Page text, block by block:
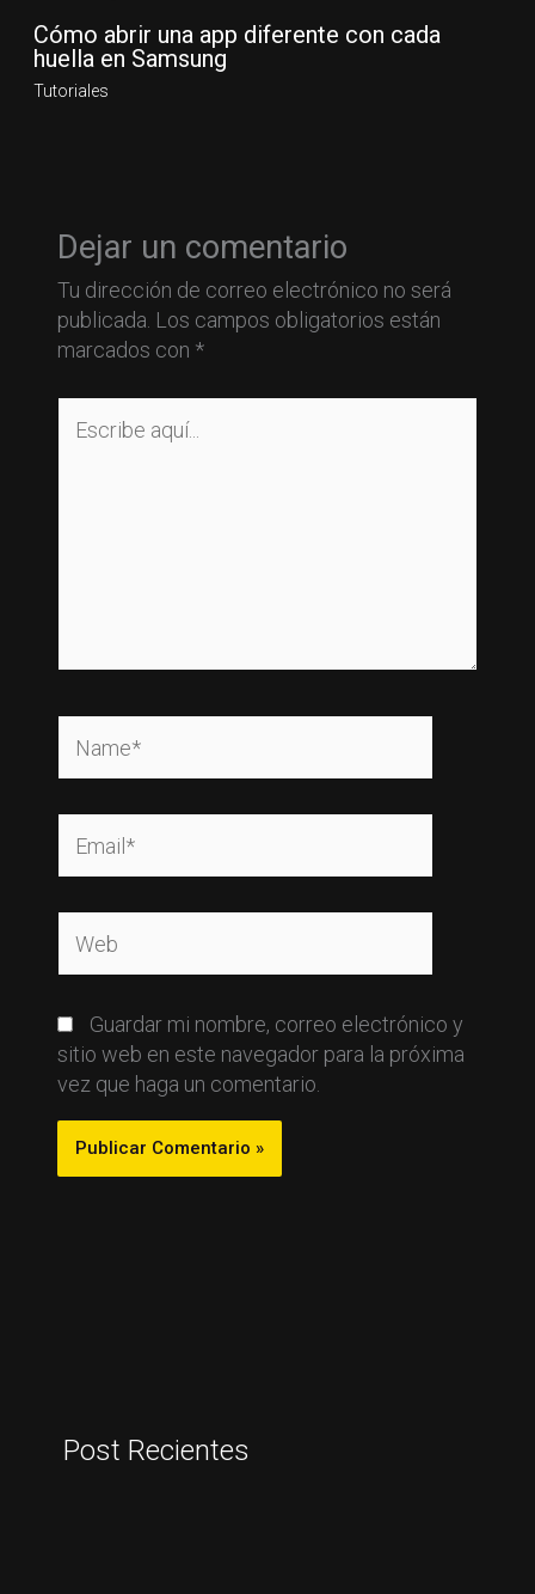
Cómo abrir una app diferente con cada
huella en Samsung
Tutoriales
Dejar un comentario
Tu dirección de correo electrónico no será
publicada. Los campos obligatorios están
marcados con *
aquí...
Guardar mi nombre, correo electrónico y
sitio web en este navegador para la próxima
vez que haga un comentario.
Post Recientes